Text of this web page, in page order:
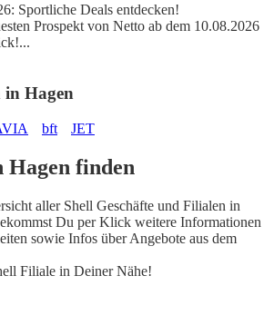
Sportliche Deals entdecken!
Prospekt von Netto ab dem 10.08.2026
...
in Hagen
bft JET
finden
aller Shell Geschäfte und Filialen in
Du per Klick weitere Informationen
sowie Infos über Angebote aus dem
Filiale in Deiner Nähe!